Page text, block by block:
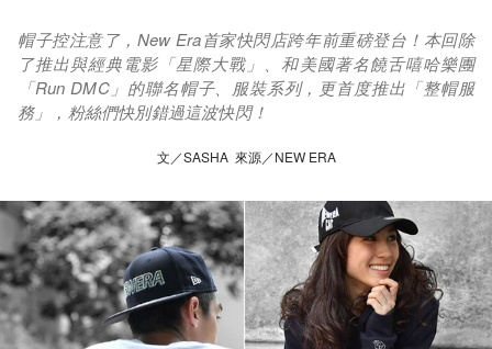
帽子控注意了，New Era首家快閃店跨年前重磅登台！本回除
了推出與經典電影「星際大戰」、和美國著名饒舌嘻哈樂團
「Run DMC」的聯名帽子、服裝系列，更首度推出「整帽服
務」，粉絲們快別錯過這波快閃！
文／SASHA 來源／NEW ERA